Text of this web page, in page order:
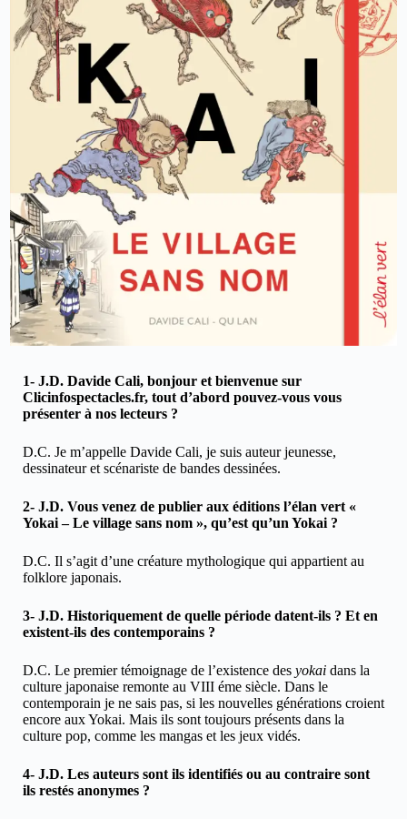
1- J.D. Davide Cali, bonjour et bienvenue sur
Clicinfospectacles.fr, tout d’abord pouvez-vous vous
présenter à nos lecteurs ?
D.C. Je m’appelle Davide Cali, je suis auteur jeunesse,
dessinateur et scénariste de bandes dessinées.
2- J.D. Vous venez de publier aux éditions l’élan vert «
Yokai – Le village sans nom », qu’est qu’un Yokai ?
D.C. Il s’agit d’une créature mythologique qui appartient au
folklore japonais.
3- J.D. Historiquement de quelle période datent-ils ? Et en
existent-ils des contemporains ?
D.C. Le premier témoignage de l’existence des yokai dans la
culture japonaise remonte au VIII éme siècle. Dans le
contemporain je ne sais pas, si les nouvelles générations croient
encore aux Yokai. Mais ils sont toujours présents dans la
culture pop, comme les mangas et les jeux vidés.
4- J.D. Les auteurs sont ils identifiés ou au contraire sont
ils restés anonymes ?